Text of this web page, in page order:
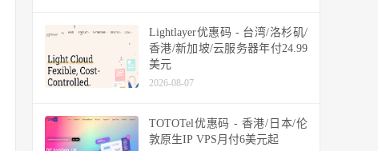
Lightlayer优惠码 - 台湾/洛杉矶/
香港/新加坡/云服务器年付24.99
美元
2026-08-07
TOTOTel优惠码 - 香港/日本/伦
敦原生IP VPS月付6美元起